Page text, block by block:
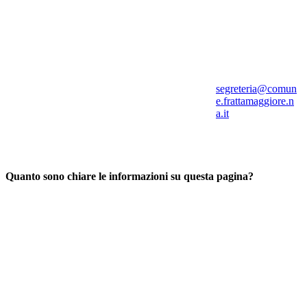
segreteria@comun
e.frattamaggiore.n
a.it
Quanto sono chiare le informazioni su questa pagina?